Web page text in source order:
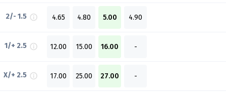
2/- 1.5 4.65 4.80 5.00 4.90
1/+ 2.5 12.00 15.00 16.00 -
X/+ 2.5 17.00 25.00 27.00 -